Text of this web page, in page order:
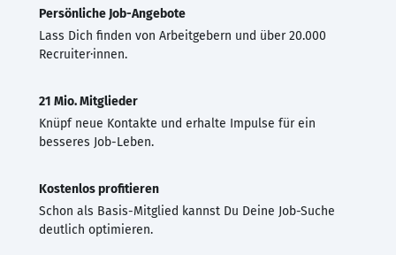
Persönliche Job-Angebote
Lass Dich finden von Arbeitgebern und über 20.000
Recruiter·innen.
21 Mio. Mitglieder
Knüpf neue Kontakte und erhalte Impulse für ein
besseres Job-Leben.
Kostenlos profitieren
Schon als Basis-Mitglied kannst Du Deine Job-Suche
deutlich optimieren.